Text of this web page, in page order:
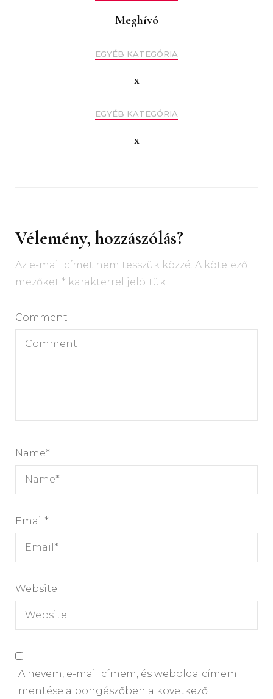
Meghívó
EGYÉB KATEGÓRIA
x
EGYÉB KATEGÓRIA
x
Vélemény, hozzászólás?
Az e-mail címet nem tesszük közzé. A kötelező
mezőket * karakterrel jelöltük
Comment
Name*
Email *
Website
A nevem, e-mail címem, és weboldalcímem
mentése a böngészőben a következő